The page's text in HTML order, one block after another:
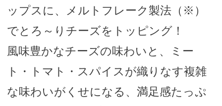
ップスに、メルトフレーク製法（※）
でとろ～りチーズをトッピング！
風味豊かなチーズの味わいと、ミー
ト・トマト・スパイスが織りなす複雑
な味わいがくせになる、満足感たっぷ